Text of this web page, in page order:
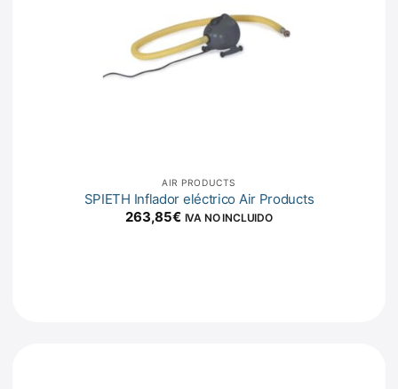
AIR PRODUCTS
SPIETH Inflador eléctrico Air Products
263,85€ IVA NO INCLUIDO